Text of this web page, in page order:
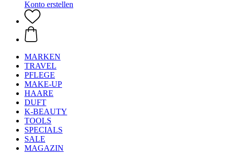
Konto erstellen
MARKEN
TRAVEL
PFLEGE
MAKE-UP
HAARE
DUFT
K-BEAUTY
TOOLS
SPECIALS
SALE
MAGAZIN